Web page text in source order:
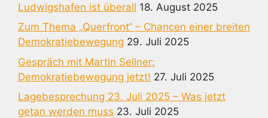
Ludwigshafen ist überall 18. August 2025
Zum Thema „Querfront“ – Chancen einer breiten
Demokratiebewegung 29. Juli 2025
Gespräch mit Martin Sellner:
Demokratiebewegung jetzt! 27. Juli 2025
Lagebesprechung 23. Juli 2025 – Was jetzt
getan werden muss 23. Juli 2025